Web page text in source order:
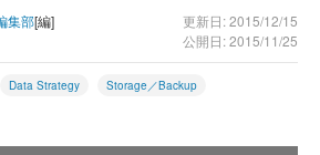
集部[編]
更新日: 2015/12/15
公開日: 2015/11/25
Data Strategy Storage／Backup